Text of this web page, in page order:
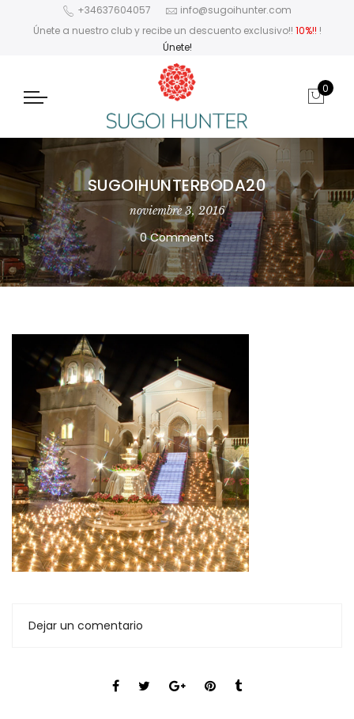
+34637604057
info@sugoihunter.com
Únete a nuestro club y recibe un descuento exclusivo!! 10%!! !
Únete!
0
SUGOIHUNTERBODA20
noviembre 3, 2016
0 Comments
Dejar un comentario